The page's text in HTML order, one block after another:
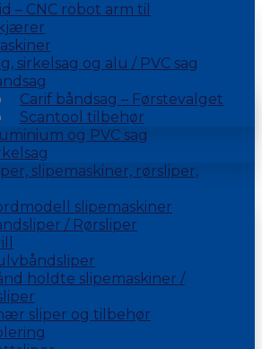
– CNC robot arm til
sirkelsag og alu / PVC sag
Carif båndsag – Førstevalget
Scantool tilbehør
og PVC sag
slipemaskiner, rørsliper,
slipemaskiner
/ Rørsliper
holdte slipemaskiner /
sliper og tilbehør